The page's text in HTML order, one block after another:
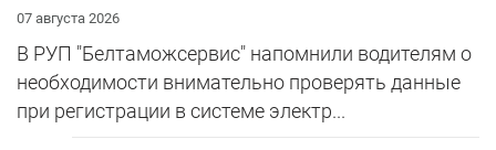
07 августа 2026
В РУП "Белтаможсервис" напомнили водителям о
необходимости внимательно проверять данные
при регистрации в системе электр...